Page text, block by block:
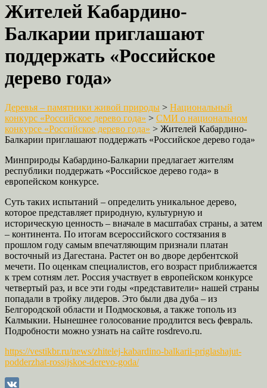
Жителей Кабардино-
Балкарии приглашают
поддержать «Российское
дерево года»
Деревья – памятники живой природы > Национальный
конкурс «Российское дерево года» > СМИ о национальном
конкурсе «Российское дерево года» > Жителей Кабардино-
Балкарии приглашают поддержать «Российское дерево года»
Минприроды Кабардино-Балкарии предлагает жителям
республики поддержать «Российское дерево года» в
европейском конкурсе.
Суть таких испытаний – определить уникальное дерево,
которое представляет природную, культурную и
историческую ценность – вначале в масштабах страны, а затем
– континента. По итогам всероссийского состязания в
прошлом году самым впечатляющим признали платан
восточный из Дагестана. Растет он во дворе дербентской
мечети. По оценкам специалистов, его возраст приближается
к трем сотням лет. Россия участвует в европейском конкурсе
четвертый раз, и все эти годы «представители» нашей страны
попадали в тройку лидеров. Это были два дуба – из
Белгородской области и Подмосковья, а также тополь из
Калмыкии. Нынешнее голосование продлится весь февраль.
Подробности можно узнать на сайте rosdrevo.ru.
https://vestikbr.ru/news/zhitelej-kabardino-balkarii-priglashajut-
podderzhat-rossijskoe-derevo-goda/